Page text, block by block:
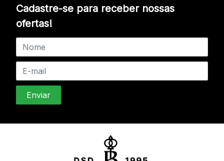
Cadastre-se para receber nossas
ofertas!